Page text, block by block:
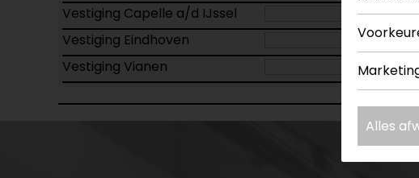
Vestiging Capelle a/d IJssel
Vestiging Eindhoven
Vestiging Vianen
Alles